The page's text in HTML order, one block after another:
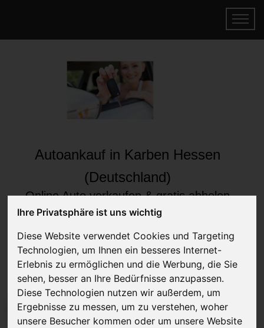
Ihre Privatsphäre ist uns wichtig
Diese Website verwendet Cookies und Targeting
Technologien, um Ihnen ein besseres Internet-
Erlebnis zu ermöglichen und die Werbung, die Sie
sehen, besser an Ihre Bedürfnisse anzupassen.
Diese Technologien nutzen wir außerdem, um
Ergebnisse zu messen, um zu verstehen, woher
unsere Besucher kommen oder um unsere Website
Autoankauf in Karben Hessen
(Deutschland)
Online Auto verkaufen & gratis abholen
lassen
JETZT KOSTENLOSE BEWERTUNG